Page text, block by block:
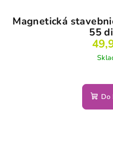
Magnetická
55
Do